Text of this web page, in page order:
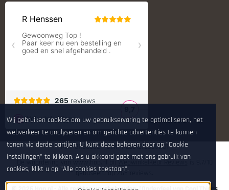
S.T. Dupont
Shooters Global
Shooting Technology - Reloading
Tier One Bipods
Ugly Reloading - Derraco Enginee
Vortex Optics
Zippo
KvK: 81180632 - Btw: NL861972995B01
De waardering van www.hop.nl bijWebwinkelKeur Reviews
gebaseerd op 265 reviews.
Wij gebruiken cookies om uw gebruikservaring te optimaliseren, het
webverkeer te analyseren en om gerichte advertenties te kunnen
tonen via derde partijen. U kunt deze beheren door op "Cookie
instellingen" te klikken. Als u akkoord gaat met ons gebruik van
cookies, klikt u op "Alle cookies toestaan".